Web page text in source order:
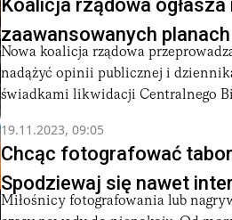
Koalicja rządowa
zaawansowanych
Nowa koalicja rządowa
nadążyć opinii publicznej i
świadkami likwidacji Centralnego
19.11.2023, 09:05
Chcąc fotografować
Spodziewaj się nawet
Miłośnicy fotografowania lub